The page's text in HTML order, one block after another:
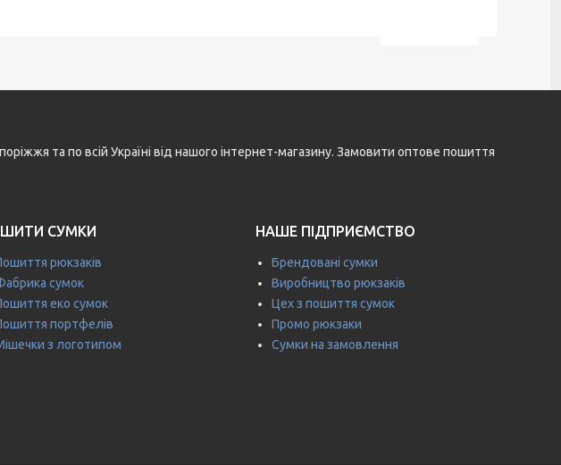
та по всій Україні від нашого інтернет-магазину. Замовити оптове пошиття
СУМКИ
рюкзаків
сумок
еко сумок
портфелів
з логотипом
НАШЕ ПІДПРИЄМСТВО
Брендовані сумки
Виробництво рюкзаків
Цех з пошиття сумок
Промо рюкзаки
Сумки на замовлення